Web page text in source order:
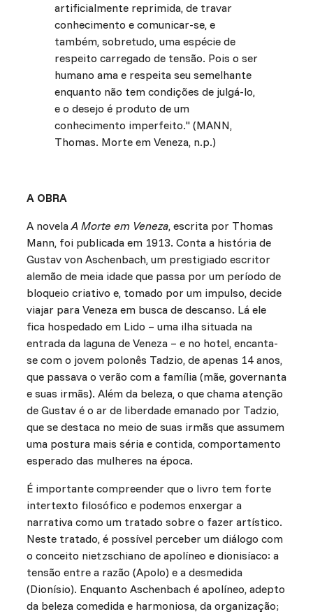
artificialmente reprimida, de travar
conhecimento e comunicar-se, e
também, sobretudo, uma espécie de
respeito carregado de tensão. Pois o ser
humano ama e respeita seu semelhante
enquanto não tem condições de julgá-lo,
e o desejo é produto de um
conhecimento imperfeito." (MANN,
Thomas. Morte em Veneza, n.p.)
A OBRA
A novelaA Morte em Veneza, escrita por Thomas
Mann, foi publicada em 1913. Conta a história de
Gustav von Aschenbach, um prestigiado escritor
alemão de meia idade que passa por um período de
bloqueio criativo e, tomado por um impulso, decide
viajar para Veneza em busca de descanso. Lá ele
fica hospedado em Lido – uma ilha situada na
entrada da laguna de Veneza – e no hotel, encanta-
se com o jovem polonês Tadzio, de apenas 14 anos,
que passava o verão com a família (mãe, governanta
e suas irmãs). Além da beleza, o que chama atenção
de Gustav é o ar de liberdade emanado por Tadzio,
que se destaca no meio de suas irmãs que assumem
uma postura mais séria e contida, comportamento
esperado das mulheres na época.
É importante compreender que o livro tem forte
intertexto filosófico e podemos enxergar a
narrativa como um tratado sobre o fazer artístico.
Neste tratado, é possível perceber um diálogo com
o conceito nietzschiano de apolíneo e dionisíaco: a
tensão entre a razão (Apolo) e a desmedida
(Dionísio). Enquanto Aschenbach é apolíneo, adepto
da beleza comedida e harmoniosa, da organização;